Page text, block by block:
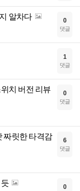
알차다 0
댓글
1
댓글
치 버전 리뷰 0
댓글
짜릿한 타격감 6
댓글
0